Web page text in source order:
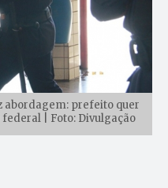
abordagem: prefeito quer
| Foto: Divulgação